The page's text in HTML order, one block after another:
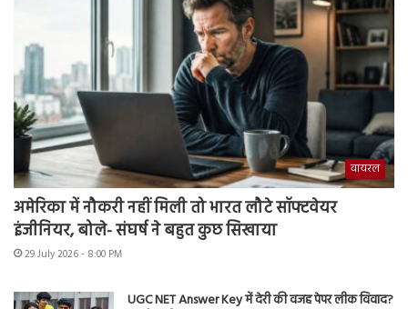
वायरल
अमेरिका में नौकरी नहीं मिली तो भारत लौटे सॉफ्टवेयर
इंजीनियर, बोले- संघर्ष ने बहुत कुछ सिखाया
29 July 2026 - 8:00 PM
UGC NET Answer Key में देरी की वजह पेपर लीक विवाद?